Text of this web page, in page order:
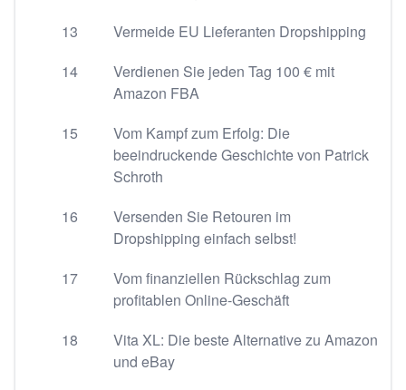
13
Vermeide EU Lieferanten Dropshipping
14
Verdienen Sie jeden Tag 100 € mit
Amazon FBA
15
Vom Kampf zum Erfolg: Die
beeindruckende Geschichte von Patrick
Schroth
16
Versenden Sie Retouren im
Dropshipping einfach selbst!
17
Vom finanziellen Rückschlag zum
profitablen Online-Geschäft
18
Vita XL: Die beste Alternative zu Amazon
und eBay